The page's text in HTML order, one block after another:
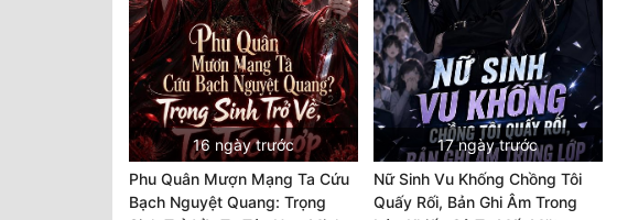
16 ngày trước
Phu Quân Mượn Mạng Ta Cứu
Bạch Nguyệt Quang: Trọng
17 ngày trước
Nữ Sinh Vu Khống Chồng Tôi
Quấy Rối, Bản Ghi Âm Trong